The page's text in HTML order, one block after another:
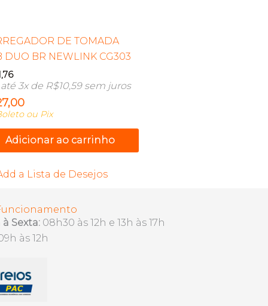
DE TOMADA
DUO BR NEWLINK CG303
3x de R$10,59sem juros
ou Pix
Adicionar ao carrinho
a Lista de Desejos
Sexta: 08h30 às 12h e 13h às 17h
às 12h